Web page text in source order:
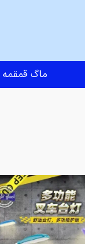
ماگ قمقمه